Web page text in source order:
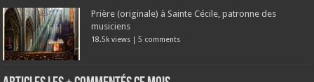
Prière (originale) à Sainte Cécile, patronne des
musiciens
18.5k views |5 comments